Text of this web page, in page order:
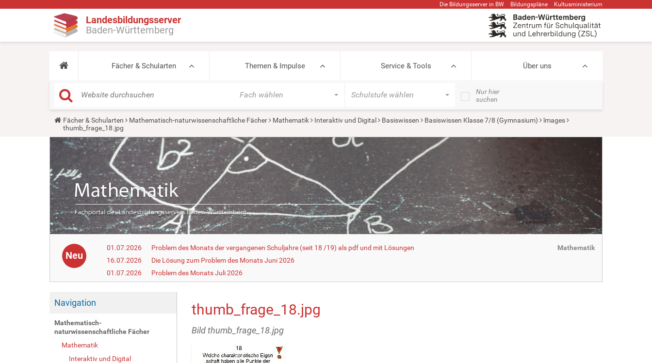
Die Bildungsserver in BW Bildungspläne Kultusministerium
Landesbildungsserver
Baden-Württemberg
Fächer & Schularten Themen & Impulse Service & Tools Über uns
Fach wählen Schulstufe wählen
Nur hier
suchen
Y
u
e
r
e
:
Fächer & Schularten Mathematisch-naturwissenschaftliche Fächer Mathematik Interaktiv und Digital Basiswissen Basiswissen Klasse 7/8 (Gymnasium)
îmages
thumb_frage_18.jpg
Neu
01.07.2026
Problem des Monats der vergangenen Schuljahre (seit 18 /19) als pdf und mit Lösungen
16.07.2026
Die Lösung zum Problem des Monats Juni 2026
01.07.2026
Problem des Monats Juli 2026
Mathematik
Navigation
Mathematisch-
naturwissenschaftliche Fächer
Mathematik
Interaktiv und Digital
thumb_frage_18.jpg
Bild thumb_frage_18.jpg